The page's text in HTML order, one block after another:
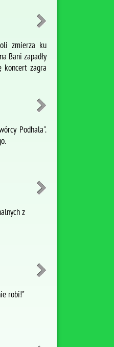
zmierza ku
Bani zapadły
koncert zagra
Podhala".
z
robi!"